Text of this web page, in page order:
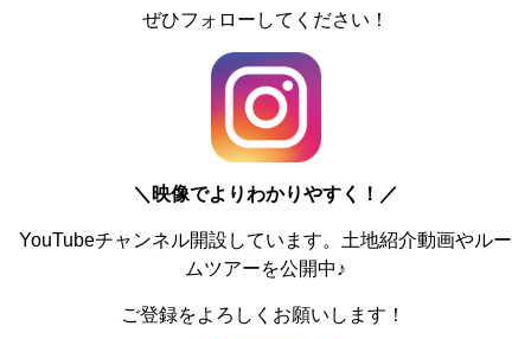
ぜひフォローしてください！
＼ 映像でよりわかりやすく！／
YouTubeチャンネル開設しています。土地紹介動画やルー
ムツアーを公開中♪
ご登録をよろしくお願いします！